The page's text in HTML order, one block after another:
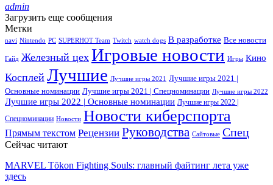
admin
Загрузить еще сообщения
Метки
navi Nintendo PC SUPERHOT Team Twitch watch dogs В разработке Все новости
Гайд Железный цех Игровые новости Игры Кино
Косплей Лучшие Лучшие игры 2021
Лучшие игры 2021 |
Основные номинации Лучшие игры 2021 | Спецноминации Лучшие игры 2022
Лучшие игры 2022 | Основные номинации Лучшие игры 2022 |
Спецноминации Новости Новости киберспорта
Прямым текстом Рецензии Руководства Сайтовые Спец
Сейчас читают
MARVEL Tōkon Fighting Souls: главный файтинг лета уже
здесь